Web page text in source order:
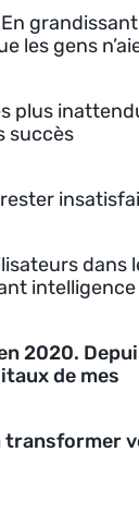
les gens
plus
succès
dans
intelligence
2020.
de mes
transformer